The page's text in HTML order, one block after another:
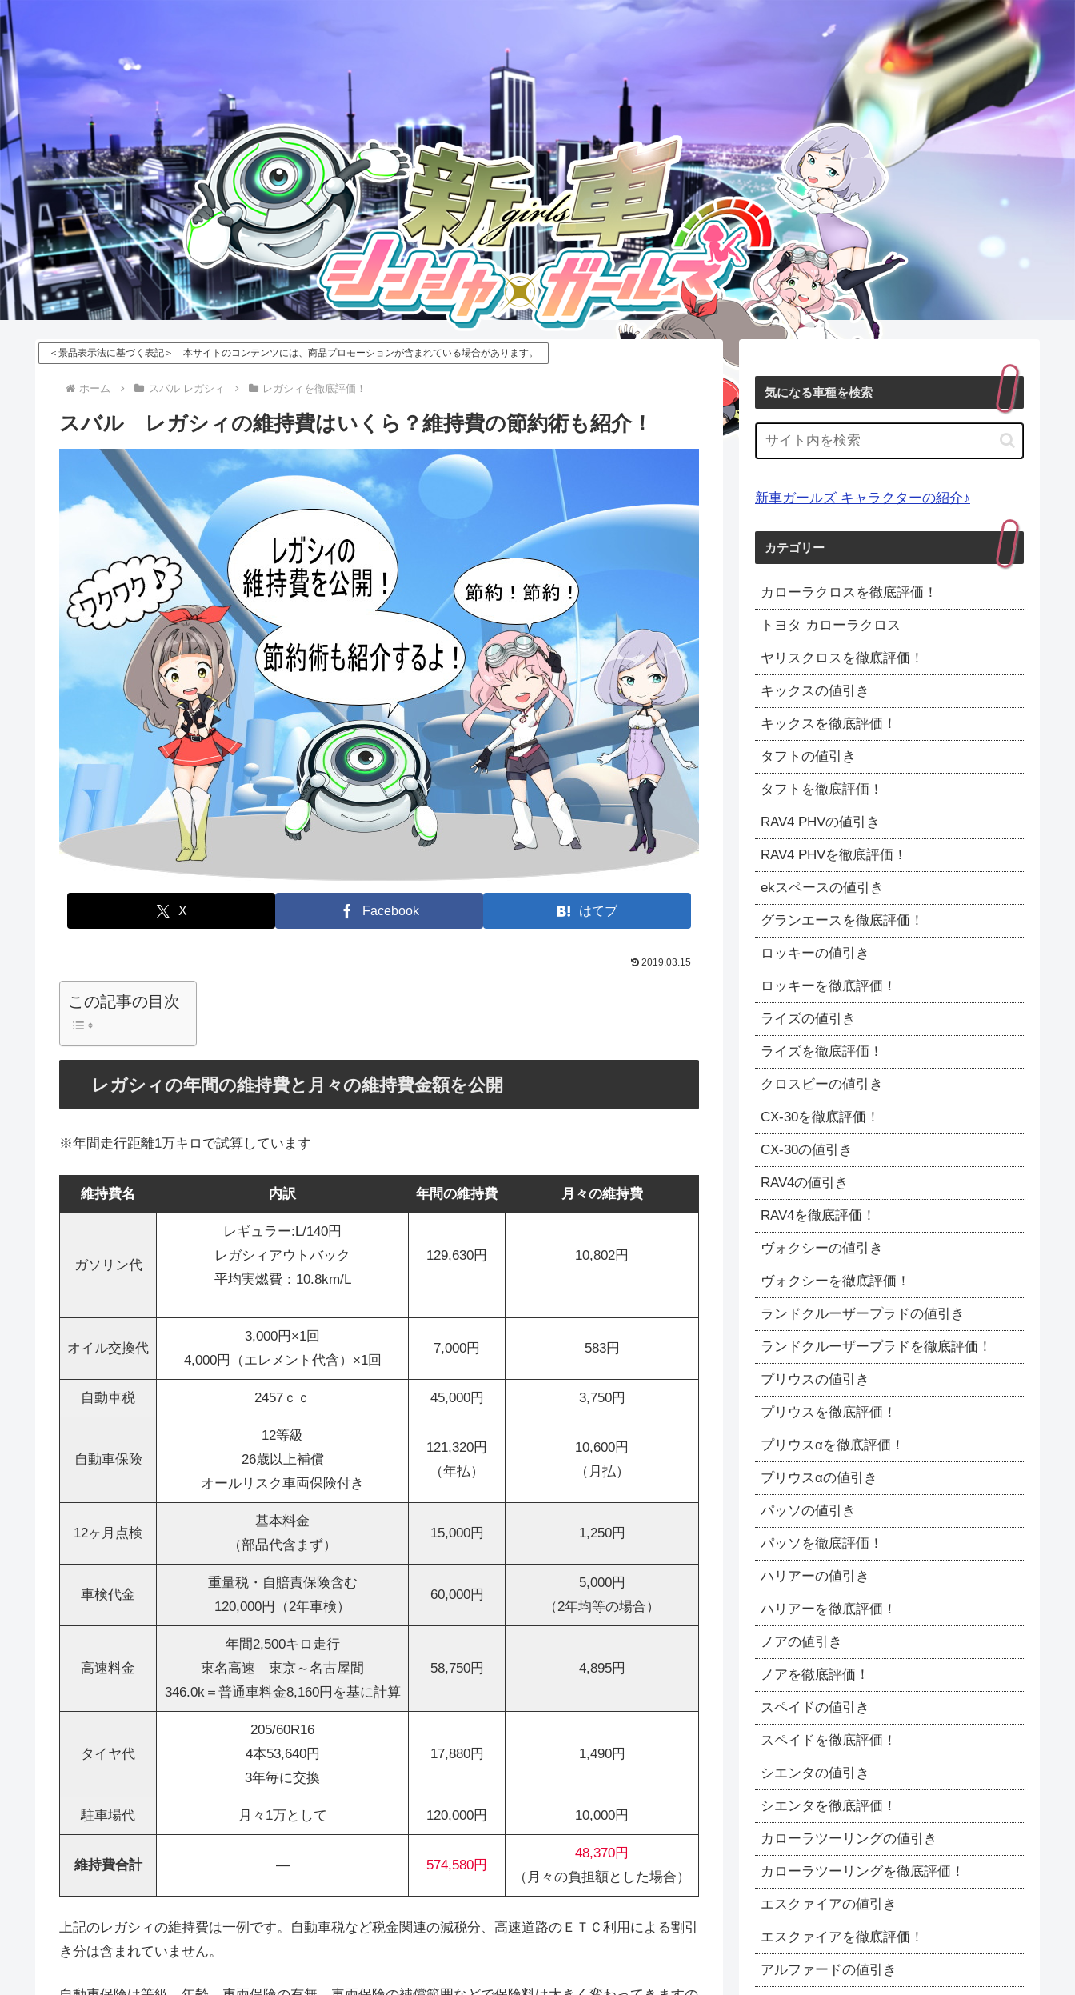
＜景品表示法に基づく表記＞ 本サイトのコンテンツには、商品プロモーションが含まれている場合があります。
ホーム スバル レガシィ レガシィを徹底評価！
スバル レガシィの維持費はいくら？維持費の節約術も紹介！
X Facebook はてブ
2019.03.15
この記事の目次
レガシィの年間の維持費と月々の維持費金額を公開
※年間走行距離1万キロで試算しています
維持費名 内訳 年間の維持費 月々の維持費
ガソリン代
レギュラー:L/140円
レガシィアウトバック
平均実燃費：10.8km/L
129,630円 10,802円
オイル交換代
3,000円×1回
4,000円（エレメント代含）×1回
7,000円 583円
自動車税 2457ｃｃ 45,000円 3,750円
自動車保険
12等級
26歳以上補償
オールリスク車両保険付き
121,320円
（年払）
10,600円
（月払）
12ヶ月点検
基本料金
（部品代含まず）
15,000円 1,250円
車検代金
重量税・自賠責保険含む
120,000円（2年車検）
60,000円
5,000円
（2年均等の場合）
高速料金
年間2,500キロ走行
東名高速 東京～名古屋間
346.0k＝普通車料金8,160円を基に計算
58,750円 4,895円
タイヤ代
205/60R16
4本53,640円
3年毎に交換
17,880円 1,490円
駐車場代 月々1万として 120,000円 10,000円
維持費合計 — 574,580円
48,370円
（月々の負担額とした場合）
上記のレガシィの維持費は一例です。自動車税など税金関連の減税分、高速道路のＥＴＣ利用による割引
き分は含まれていません。
気になる車種を検索
新車ガールズ キャラクターの紹介♪
カテゴリー
カローラクロスを徹底評価！
トヨタ カローラクロス
ヤリスクロスを徹底評価！
キックスの値引き
キックスを徹底評価！
タフトの値引き
タフトを徹底評価！
RAV4 PHVの値引き
RAV4 PHVを徹底評価！
ekスペースの値引き
グランエースを徹底評価！
ロッキーの値引き
ロッキーを徹底評価！
ライズの値引き
ライズを徹底評価！
クロスビーの値引き
CX-30を徹底評価！
CX-30の値引き
RAV4の値引き
RAV4を徹底評価！
ヴォクシーの値引き
ヴォクシーを徹底評価！
ランドクルーザープラドの値引き
ランドクルーザープラドを徹底評価！
プリウスの値引き
プリウスを徹底評価！
プリウスαを徹底評価！
プリウスαの値引き
パッソの値引き
パッソを徹底評価！
ハリアーの値引き
ハリアーを徹底評価！
ノアの値引き
ノアを徹底評価！
スペイドの値引き
スペイドを徹底評価！
シエンタの値引き
シエンタを徹底評価！
カローラツーリングの値引き
カローラツーリングを徹底評価！
エスクァイアの値引き
エスクァイアを徹底評価！
アルファードの値引き